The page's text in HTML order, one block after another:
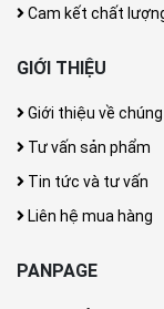
Cam kết chất
GIỚI THIỆU
Giới thiệu về
Tư vấn sản phẩm
Tin tức và tư vấn
Liên hệ mua hàng
PANPAGE